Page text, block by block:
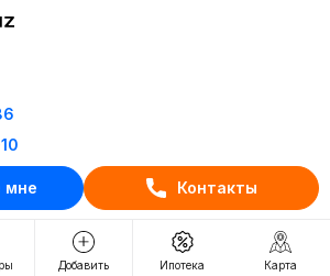
мне Контакты
Добавить Ипотека Карта